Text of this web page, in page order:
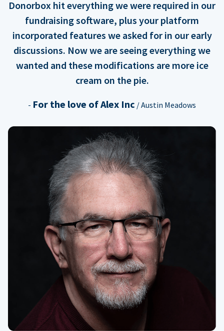
Donorbox hit everything we were required in our
fundraising software, plus your platform
incorporated features we asked for in our early
discussions. Now we are seeing everything we
wanted and these modifications are more ice
cream on the pie.
- For the love of Alex Inc / Austin Meadows